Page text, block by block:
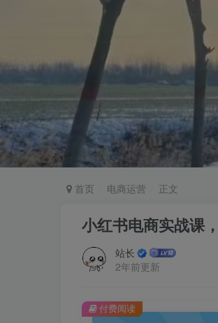
首页 电商运营 正文
小红书电商实战课
站长
2年前更新
付费阅读